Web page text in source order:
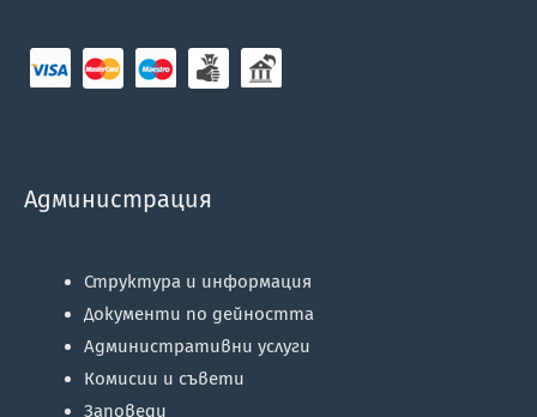
Администрация
Структура и информация
Документи по дейността
Административни услуги
Комисии и съвети
Заповеди